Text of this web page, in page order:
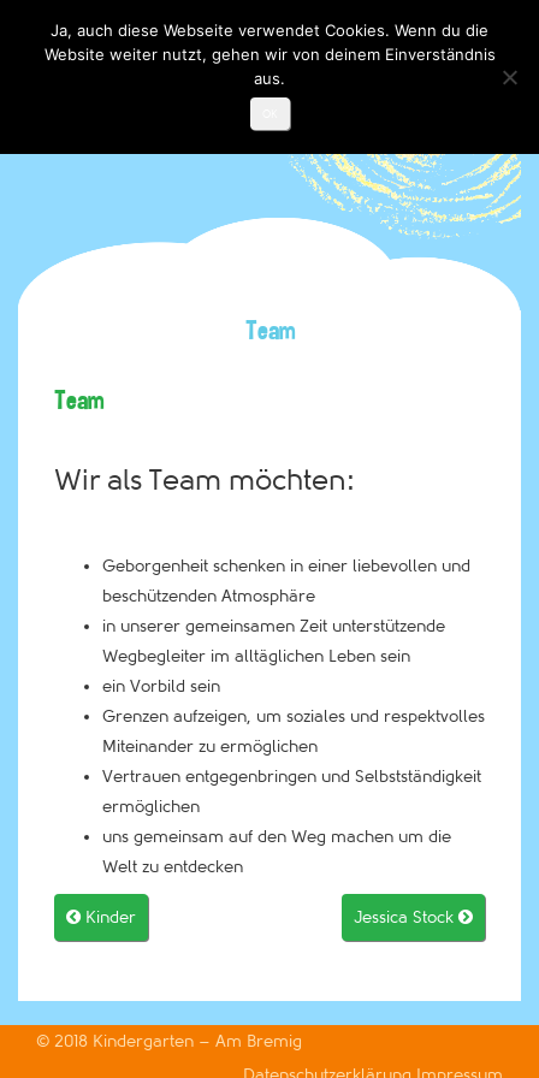
Toggle

Team
Team
Wir als Team möchten:
Geborgenheit schenken in einer liebevollen und
beschützenden Atmosphäre
in unserer gemeinsamen Zeit unterstützende
Wegbegleiter im alltäglichen Leben sein
ein Vorbild sein
Grenzen aufzeigen, um soziales und respektvolles
Miteinander zu ermöglichen
Vertrauen entgegenbringen und Selbstständigkeit
ermöglichen
uns gemeinsam auf den Weg machen um die
Welt zu entdecken
 Kinder Jessica Stock 
© 2018 Kindergarten – Am Bremig
Ja, auch diese Webseite verwendet Cookies. Wenn du die
Website weiter nutzt, gehen wir von deinem Einverständnis
aus.